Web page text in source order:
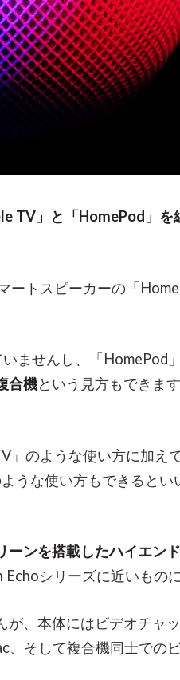
TV」と「HomePod」
ートスピーカーの「
ませんし、「HomePod
合機という見方もできま
」のような使い方に加え
うな使い方もできるとい
ーンを搭載したハイエン
シリーズに近いもの
、本体にはビデオチャ
、そして複合機同士での